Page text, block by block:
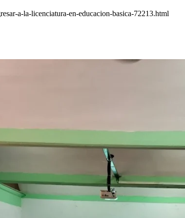
a-la-licenciatura-en-educacion-basica-72213.html